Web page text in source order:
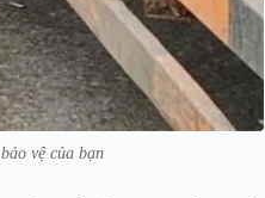
vệ của bạn